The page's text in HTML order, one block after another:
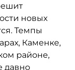
новых
Темпы
Каменке,
районе,
давно